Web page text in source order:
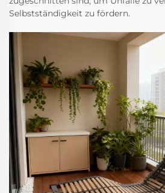
Selbstständigkeit zu fördern.